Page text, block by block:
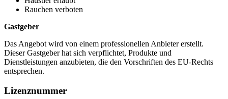
Rauchen verboten
Gastgeber
Das Angebot wird von einem professionellen Anbieter erstellt.
Dieser Gastgeber hat sich verpflichtet, Produkte und
Dienstleistungen anzubieten, die den Vorschriften des EU-Rechts
entsprechen.
Lizenznummer